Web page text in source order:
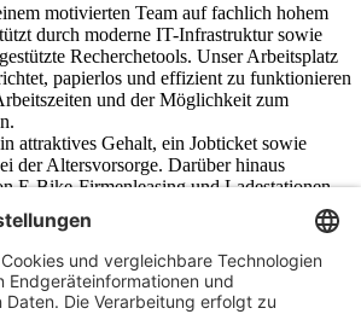
motivierten Team auf fachlich hohem
durch moderne IT-Infrastruktur sowie
Recherchetools. Unser Arbeitsplatz
papierlos und effizient zu funktionieren
und der Möglichkeit zum
attraktives Gehalt, ein Jobticket sowie
der Altersvorsorge. Darüber hinaus
E-Bike-Firmenleasing und Ladestationen
Fahrzeuge.
kommt bei uns nicht zu kurz: Ob
Sommerfest, Kickerturniere oder
wir feiern gerne gemeinsam.
das Beste aus zwei Welten: eine regional